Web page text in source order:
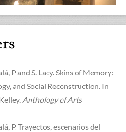
P and S. Lacy. Skins of Memory:
and Social Reconstruction. In
Anthology of Arts
P. Trayectos, escenarios del